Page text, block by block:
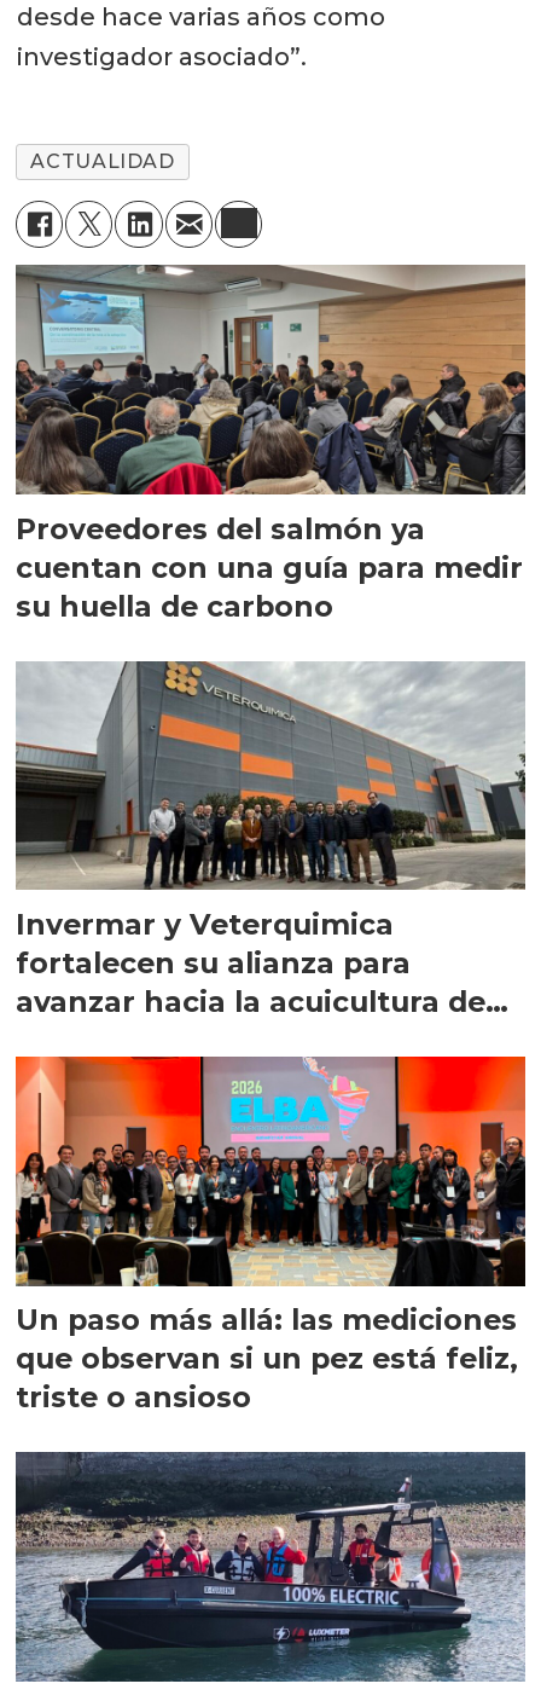
desde hace varias años como
investigador asociado”.
ACTUALIDAD
Proveedores del salmón ya
cuentan con una guía para medir
su huella de carbono
Invermar y Veterquimica
fortalecen su alianza para
avanzar hacia la acuicultura de
Un paso más allá: las mediciones
que observan si un pez está feliz,
triste o ansioso